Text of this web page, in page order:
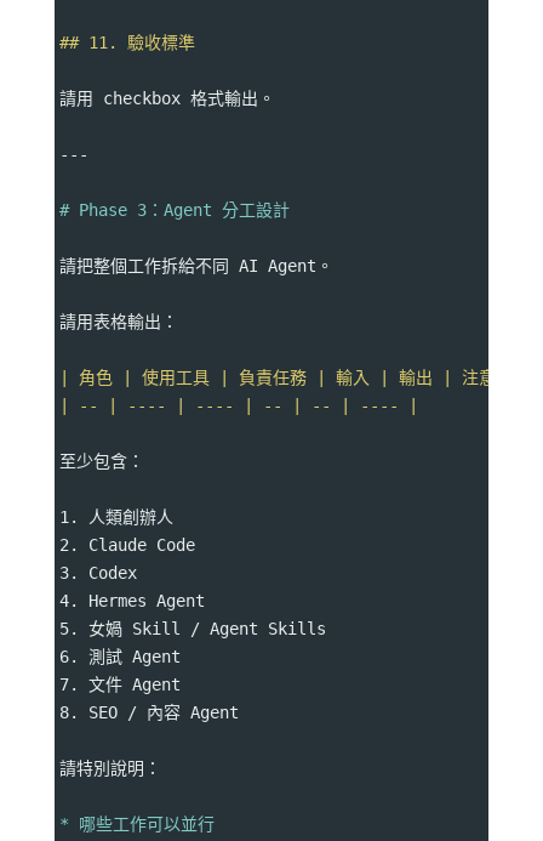
## 11. 驗收標準
請用 checkbox 格式輸出。
---
# Phase 3：Agent 分工設計
請把整個工作拆給不同 AI Agent。
請用表格輸出：
| 角色 | 使用工具 | 負責任務 | 輸入 | 輸出 | 注意事項
| -- | ---- | ---- | -- | -- | ---- |
至少包含：
1. 人類創辦人
2. Claude Code
3. Codex
4. Hermes Agent
5. 女媧 Skill / Agent Skills
6. 測試 Agent
7. 文件 Agent
8. SEO / 內容 Agent
請特別說明：
* 哪些工作可以並行